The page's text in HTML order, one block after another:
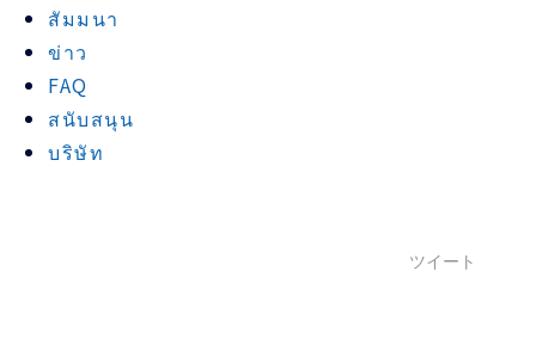
สัมมนา
ข่าว
FAQ
สนับสนุน
บริษัท
ツイート